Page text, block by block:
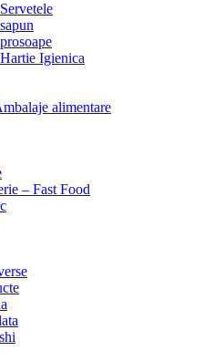
Igienica
alimentare
– Fast Food